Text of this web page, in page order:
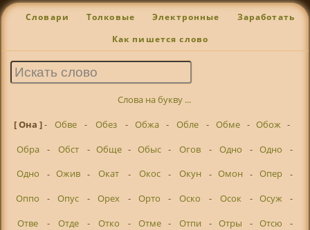
Словари Толковые Электронные Заработать
Как пишется слово
Слова на букву ...
[ Она ]- Обве - Обез - Обжа - Обле - Обме - Обож -
Обра
- Обст - Обще - Обыс - Огов - Одно - Одно
-
Одно
- Ожив - Окат - Окос - Окун - Омон - Опер
-
Оппо
- Опус - Орех - Орто - Оско - Осок - Осуж
-
Отве
- Отде - Отко - Отме - Отпи - Отры - Отсю
-